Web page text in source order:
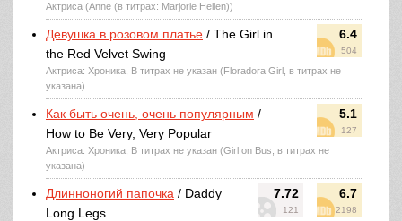
Актриса (Anne (в титрах: Marjorie Hellen))
6.4
504
Девушка в розовом платье / The Girl in
the Red Velvet Swing
Актриса: Хроника, В титрах не указан (Floradora Girl, в титрах не
указана)
5.1
127
Как быть очень, очень популярным /
How to Be Very, Very Popular
Актриса: Хроника, В титрах не указан (Girl on Bus, в титрах не
указана)
7.72
121
6.7
2198
Длинноногий папочка / Daddy
Long Legs